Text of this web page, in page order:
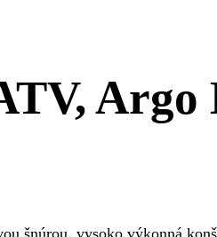
Argo
šnúrou, vysoko výkonná